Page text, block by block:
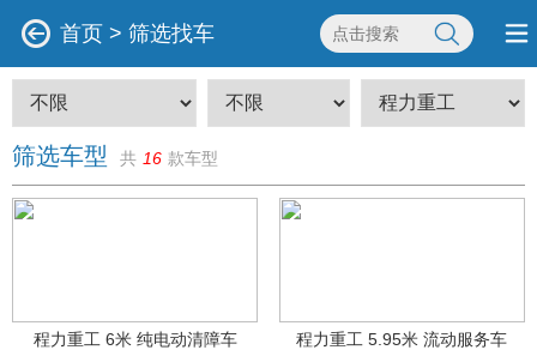
首页 > 筛选找车
筛选车型 共 16 款车型
程力重工 6米 纯电动清障车
程力重工 5.95米 流动服务车